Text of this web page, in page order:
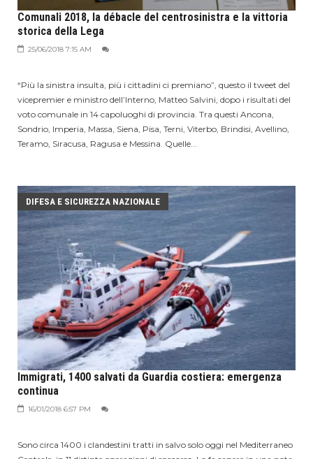
Comunali 2018, la débacle del centrosinistra e la vittoria
storica della Lega
25/06/2018 7:15 AM
“Più la sinistra insulta, più i cittadini ci premiano”, questo il tweet del
vicepremier e ministro dell’Interno, Matteo Salvini, dopo i risultati del
voto comunale in 14 capoluoghi di provincia. Tra questi Ancona,
Sondrio, Imperia, Massa, Siena, Pisa, Terni, Viterbo, Brindisi, Avellino,
Teramo, Siracusa, Ragusa e Messina. Quelle...
DIFESA E SICUREZZA NAZIONALE
Immigrati, 1400 salvati da Guardia costiera: emergenza
continua
16/01/2018 6:57 PM
Sono circa 1400 i clandestini tratti in salvo solo oggi nel Mediterraneo